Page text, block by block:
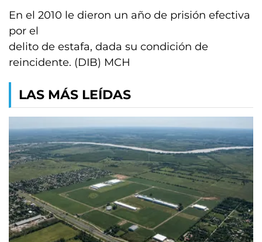
En el 2010 le dieron un año de prisión efectiva
por el
delito de estafa, dada su condición de
reincidente. (DIB) MCH
LAS MÁS LEÍDAS